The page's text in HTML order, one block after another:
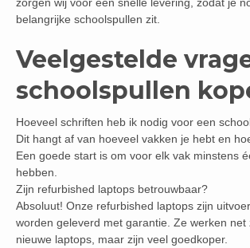
belangrijke schoolspullen zit.
Veelgestelde
schoolspullen
Hoeveel schriften heb ik nodig voor een
Dit hangt af van hoeveel vakken je hebt en
Een goede start is om voor elk vak minstens
hebben.
Zijn refurbished laptops betrouwbaar?
Absoluut! Onze refurbished laptops zijn
worden geleverd met garantie. Ze werken net
nieuwe laptops, maar zijn veel goedkoper.